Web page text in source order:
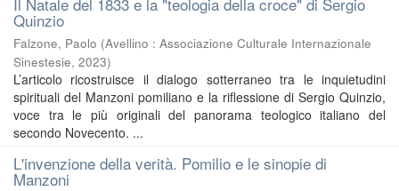
Quinzio
Falzone, Paolo (Avellino : Associazione Culturale Internazionale
Sinestesie, 2023)
L’articolo ricostruisce il dialogo sotterraneo tra le inquietudini
spirituali del Manzoni pomiliano e la riflessione di Sergio Quinzio,
voce tra le più originali del panorama teologico italiano del
secondo Novecento. ...
L'invenzione della verità. Pomilio e le sinopie di
Manzoni